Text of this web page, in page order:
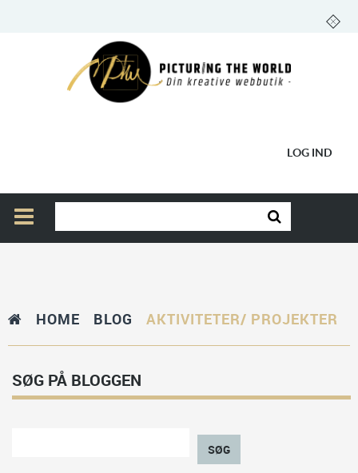
LOG IND
HOME BLOG AKTIVITETER/ PROJEKTER
SØG PÅ BLOGGEN
SØG